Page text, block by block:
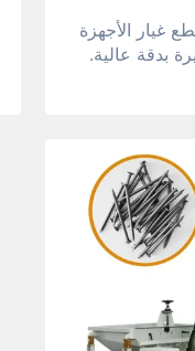
غيار الأجهزة
بدقة عالية.